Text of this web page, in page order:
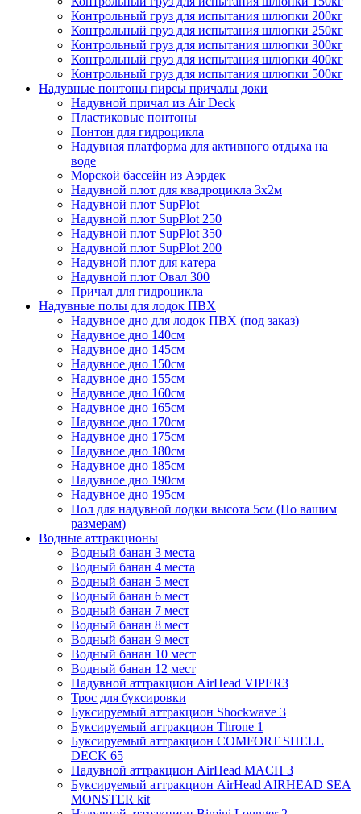
Контрольный груз для испытания шлюпки 200кг
Контрольный груз для испытания шлюпки 250кг
Контрольный груз для испытания шлюпки 300кг
Контрольный груз для испытания шлюпки 400кг
Контрольный груз для испытания шлюпки 500кг
Надувные понтоны пирсы причалы доки
Надувной причал из Air Deck
Пластиковые понтоны
Понтон для гидроцикла
Надувная платформа для активного отдыха на
воде
Морской бассейн из Аэрдек
Надувной плот для квадроцикла 3х2м
Надувной плот SupPlot
Надувной плот SupPlot 250
Надувной плот SupPlot 350
Надувной плот SupPlot 200
Надувной плот для катера
Надувной плот Овал 300
Причал для гидроцикла
Надувные полы для лодок ПВХ
Надувное дно для лодок ПВХ (под заказ)
Надувное дно 140см
Надувное дно 145см
Надувное дно 150см
Надувное дно 155см
Надувное дно 160см
Надувное дно 165см
Надувное дно 170см
Надувное дно 175см
Надувное дно 180см
Надувное дно 185см
Надувное дно 190см
Надувное дно 195см
Пол для надувной лодки высота 5см (По вашим
размерам)
Водные аттракционы
Водный банан 3 места
Водный банан 4 места
Водный банан 5 мест
Водный банан 6 мест
Водный банан 7 мест
Водный банан 8 мест
Водный банан 9 мест
Водный банан 10 мест
Водный банан 12 мест
Надувной аттракцион AirHead VIPER3
Трос для буксировки
Буксируемый аттракцион Shockwave 3
Буксируемый аттракцион Throne 1
Буксируемый аттракцион COMFORT SHELL
DECK 65
Надувной аттракцион AirHead MACH 3
Буксируемый аттракцион AirHead AIRHEAD SEA
MONSTER kit